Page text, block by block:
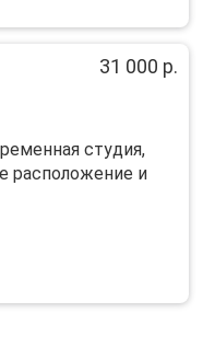
31 000 р.
студия,
расположение и